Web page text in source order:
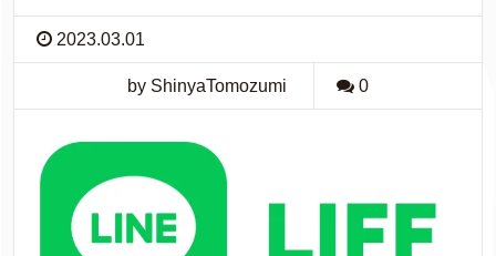
2023.03.01
by ShinyaTomozumi 0